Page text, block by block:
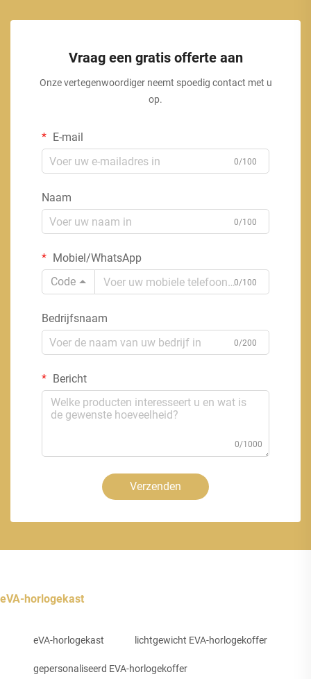
Vraag een gratis offerte aan
Onze vertegenwoordiger neemt spoedig contact met u
op.
E-mail
0/100
Naam
0/100
Mobiel/WhatsApp
Code
0/100
Bedrijfsnaam
0/200
Bericht
0/1000
Verzenden
eVA-horlogekast
eVA-horlogekast lichtgewicht EVA-horlogekoffer
gepersonaliseerd EVA-horlogekoffer